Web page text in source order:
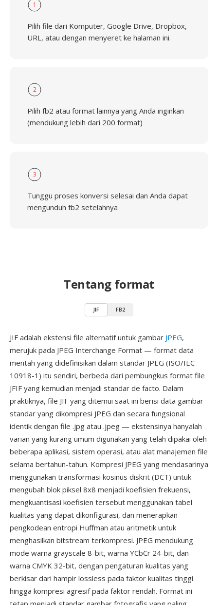
1
Pilih file dari Komputer, Google Drive, Dropbox,
URL, atau dengan menyeret ke halaman ini.
2
Pilih fb2 atau format lainnya yang Anda inginkan
(mendukung lebih dari 200 format)
3
Tunggu proses konversi selesai dan Anda dapat
mengunduh fb2 setelahnya
Tentang format
JIF FB2
JIF adalah ekstensi file alternatif untuk gambar JPEG,
merujuk pada JPEG Interchange Format — format data
mentah yang didefinisikan dalam standar JPEG (ISO/IEC
10918-1) itu sendiri, berbeda dari pembungkus format file
JFIF yang kemudian menjadi standar de facto. Dalam
praktiknya, file JIF yang ditemui saat ini berisi data gambar
standar yang dikompresi JPEG dan secara fungsional
identik dengan file .jpg atau .jpeg — ekstensinya hanyalah
varian yang kurang umum digunakan yang telah dipakai oleh
beberapa aplikasi, sistem operasi, atau alat manajemen file
selama bertahun-tahun. Kompresi JPEG yang mendasarinya
menggunakan transformasi kosinus diskrit (DCT) untuk
mengubah blok piksel 8x8 menjadi koefisien frekuensi,
mengkuantisasi koefisien tersebut menggunakan tabel
kualitas yang dapat dikonfigurasi, dan menerapkan
pengkodean entropi Huffman atau aritmetik untuk
menghasilkan bitstream terkompresi. JPEG mendukung
mode warna grayscale 8-bit, warna YCbCr 24-bit, dan
warna CMYK 32-bit, dengan pengaturan kualitas yang
berkisar dari hampir lossless pada faktor kualitas tinggi
hingga kompresi agresif pada faktor rendah. Format ini